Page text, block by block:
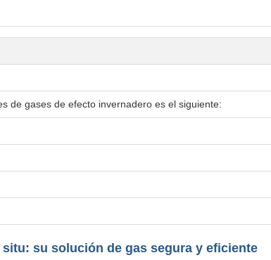
de gases de efecto invernadero es el siguiente:
su solución de gas segura y eficiente